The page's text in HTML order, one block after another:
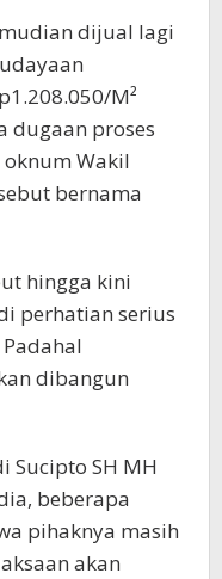
dijual lagi
M²
dugaan proses
Wakil
bernama
hingga kini
perhatian serius
dibangun
Sucipto SH MH
beberapa
pihaknya masih
akan